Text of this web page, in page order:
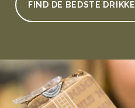
FIND DE BEDSTE